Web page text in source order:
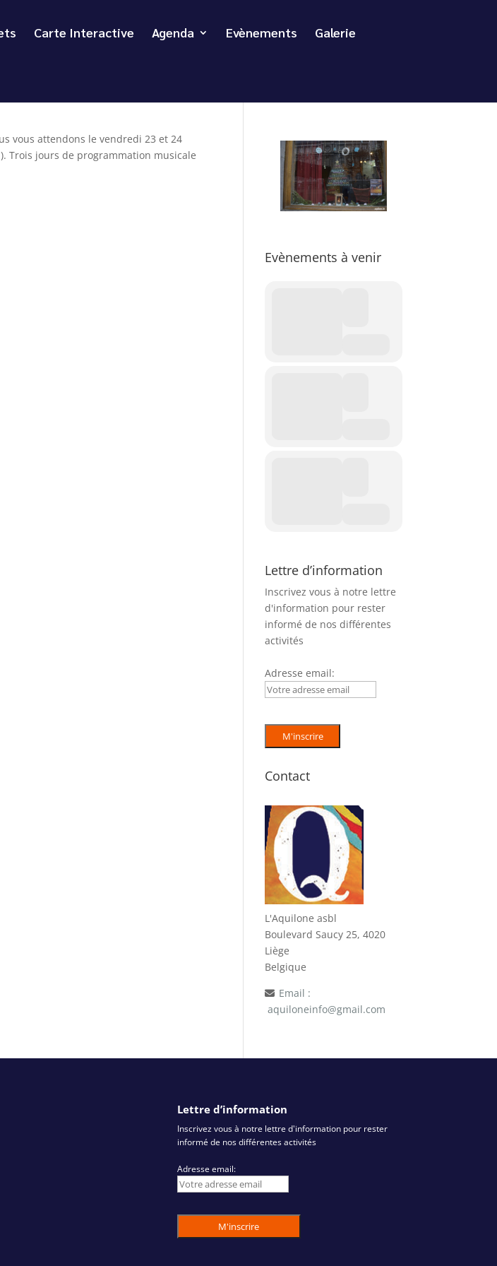
Carte Interactive Agenda Evènements Galerie
vous attendons le vendredi 23 et 24
Trois jours de programmation musicale
Evènements à venir
Lettre d’information
Inscrivez vous à notre lettre
d'information pour rester
informé de nos différentes
activités
Adresse email:
Contact
L'Aquilone asbl
Boulevard Saucy 25, 4020
Liège
Belgique
Email :
aquiloneinfo@gmail.com
Lettre d’information
Inscrivez vous à notre lettre d'information pour rester
informé de nos différentes activités
Adresse email: